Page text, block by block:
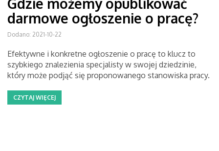
darmowe ogłoszenie o pracę?
Dodano: 2021-10-22
Efektywne i konkretne ogłoszenie o pracę to klucz to
szybkiego znalezienia specjalisty w swojej dziedzinie,
który może podjąć się proponowanego stanowiska pracy.
CZYTAJ WIĘCEJ